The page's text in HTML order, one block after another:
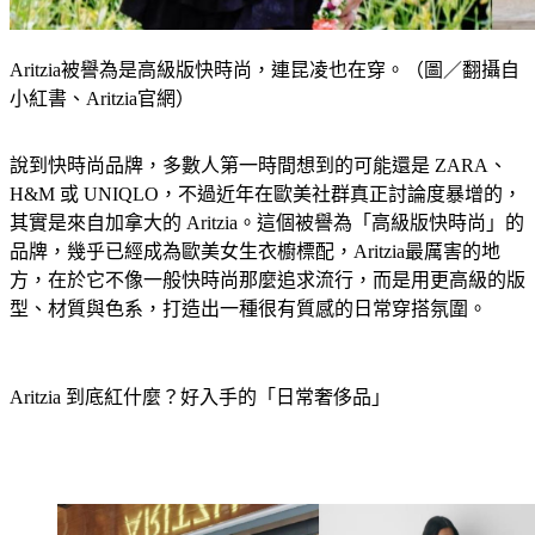
Aritzia被譽為是高級版快時尚，連昆凌也在穿。（圖／翻攝自
小紅書、Aritzia官網）
說到快時尚品牌，多數人第一時間想到的可能還是 ZARA、
H&M 或 UNIQLO，不過近年在歐美社群真正討論度暴增的，
其實是來自加拿大的 Aritzia。這個被譽為「高級版快時尚」的
品牌，幾乎已經成為歐美女生衣櫥標配，Aritzia最厲害的地
方，在於它不像一般快時尚那麼追求流行，而是用更高級的版
型、材質與色系，打造出一種很有質感的日常穿搭氛圍。
Aritzia 到底紅什麼？好入手的「日常奢侈品」